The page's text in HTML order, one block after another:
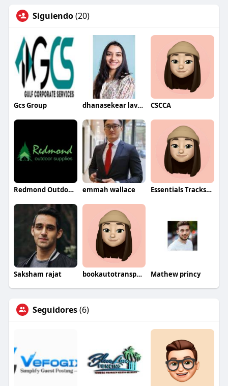
Siguiendo(20)
Gcs Group dhanasekear lavanya CSCCA
Redmond Outdoor Supplies emmah wallace Essentials Tracksuit
Saksham rajat bookautotransport Mathew princy
Seguidores(6)